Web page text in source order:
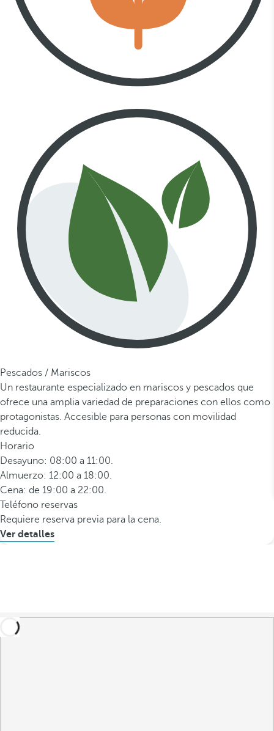
Pescados / Mariscos
Un restaurante especializado en mariscos y pescados que
ofrece una amplia variedad de preparaciones con ellos como
protagonistas. Accesible para personas con movilidad
reducida.
Horario
Desayuno: 08:00 a 11:00.
Almuerzo: 12:00 a 18:00.
Cena: de 19:00 a 22:00.
Teléfono reservas
Requiere reserva previa para la cena.
Ver detalles